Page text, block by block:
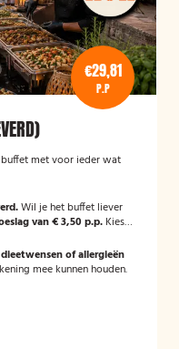
€29,81
P.P
met voor ieder wat
Wil je het buffet liever
van € 3,50 p.p. Kies
dieetwensen of allergieën
mee kunnen houden.